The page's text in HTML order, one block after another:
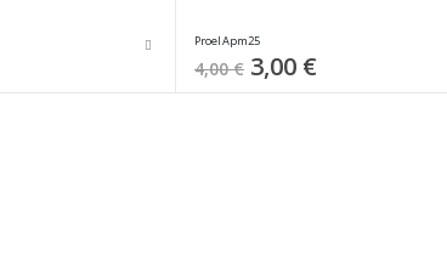
Proel Apm25
4,00 € Special
Price
3,00 €